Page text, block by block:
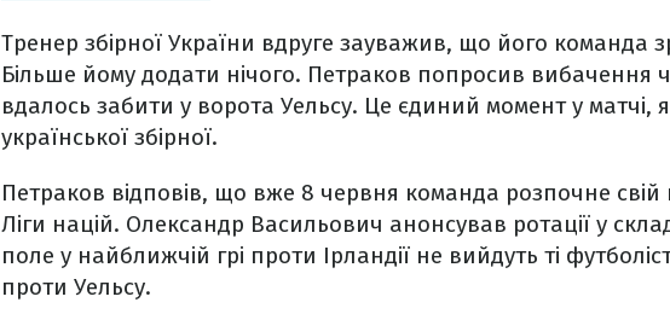
Тренер збірної України вдруге зауважив, що його команда
Більше йому додати нічого. Петраков попросив вибачення
вдалось забити у ворота Уельсу. Це єдиний момент у матчі,
української збірної.
Петраков відповів, що вже 8 червня команда розпочне свій
Ліги націй. Олександр Васильович анонсував ротації у
поле у найближчій грі проти Ірландії не вийдуть ті
проти Уельсу.